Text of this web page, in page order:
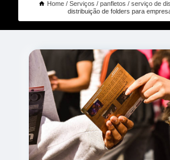
Home Serviços panfletos
serviço de
distribuição de folders para